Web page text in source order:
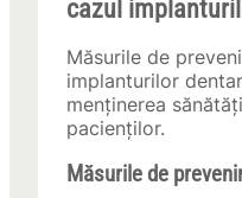
cazul
Măsurile de
implanturilor
menținerea
pacienților.
Măsurile de